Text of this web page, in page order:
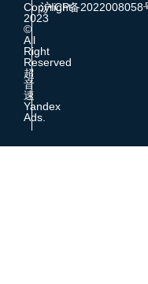
Copyright
2023
©
All
Right
Reserved
超
音
速
Yandex
Ads.
沪ICP备2022008058